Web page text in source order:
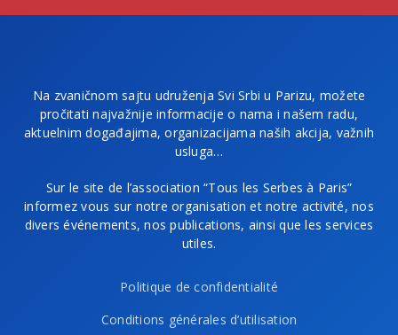
Na zvaničnom sajtu udruženja Svi Srbi u Parizu, možete
pročitati najvažnije informacije o nama i našem radu,
aktuelnim događajima, organizacijama naših akcija, važnih
usluga…
Sur le site de l’association “Tous les Serbes à Paris”
informez vous sur notre organisation et notre activité, nos
divers événements, nos publications, ainsi que les services
utiles.
Politique de confidentialité
Conditions générales d’utilisation